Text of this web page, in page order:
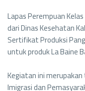
Lapas Perempuan
dari Dinas Kesehatan
Sertifikat Produksi
untuk produk La Baine
Kegiatan ini
Imigrasi dan